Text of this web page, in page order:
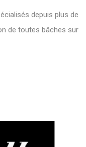
depuis plus de
de toutes bâches sur